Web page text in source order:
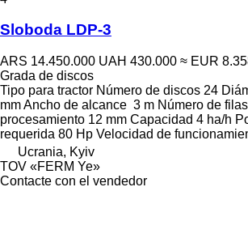
Sloboda LDP-3
ARS 14.450.000 UAH 430.000 ≈ EUR
Grada de discos
Tipo para tractor Número de discos 24
mmAncho de alcance 3 m Número de filas
procesamiento 12 mm Capacidad 4 ha/h
requerida 80 Hp Velocidad de
Ucrania, Kyiv
TOV «FERM Ye»
Contacte con el vendedor